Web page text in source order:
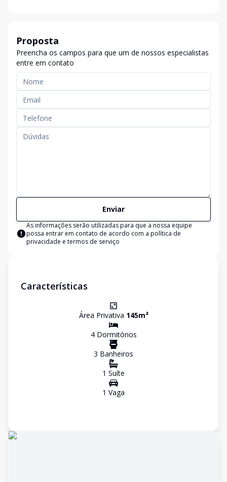
Proposta
Preencha os campos para que um de nossos especialistas
entre em contato
Enviar
As informações serão utilizadas para que a nossa equipe
possa entrar em contato de acordo com a política de
privacidade e termos de serviço
Características
Área Privativa 145m²
4Dormitórios
3 Banheiros
1 Suíte
1 Vaga